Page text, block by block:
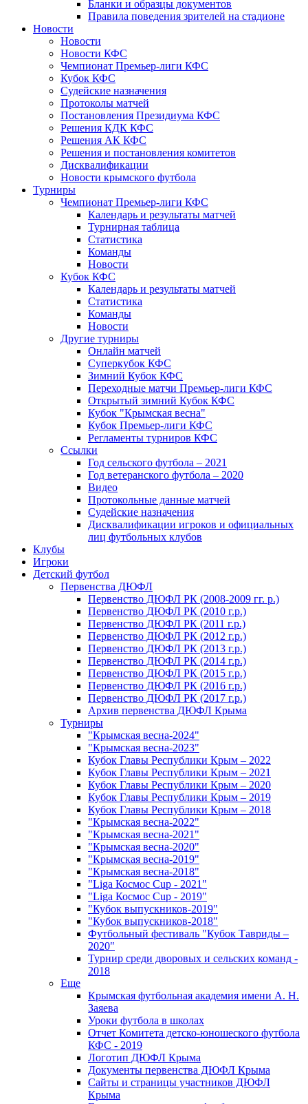
Бланки и образцы документов
Правила поведения зрителей на стадионе
Новости
Новости
Новости КФС
Чемпионат Премьер-лиги КФС
Кубок КФС
Судейские назначения
Протоколы матчей
Постановления Президиума КФС
Решения КДК КФС
Решения АК КФС
Решения и постановления комитетов
Дисквалификации
Новости крымского футбола
Турниры
Чемпионат Премьер-лиги КФС
Календарь и результаты матчей
Турнирная таблица
Статистика
Команды
Новости
Кубок КФС
Календарь и результаты матчей
Статистика
Команды
Новости
Другие турниры
Онлайн матчей
Суперкубок КФС
Зимний Кубок КФС
Переходные матчи Премьер-лиги КФС
Открытый зимний Кубок КФС
Кубок "Крымская весна"
Кубок Премьер-лиги КФС
Регламенты турниров КФС
Ссылки
Год сельского футбола – 2021
Год ветеранского футбола – 2020
Видео
Протокольные данные матчей
Судейские назначения
Дисквалификации игроков и официальных
лиц футбольных клубов
Клубы
Игроки
Детский футбол
Первенства ДЮФЛ
Первенство ДЮФЛ РК (2008-2009 гг. р.)
Первенство ДЮФЛ РК (2010 г.р.)
Первенство ДЮФЛ РК (2011 г.р.)
Первенство ДЮФЛ РК (2012 г.р.)
Первенство ДЮФЛ РК (2013 г.р.)
Первенство ДЮФЛ РК (2014 г.р.)
Первенство ДЮФЛ РК (2015 г.р.)
Первенство ДЮФЛ РК (2016 г.р.)
Первенство ДЮФЛ РК (2017 г.р.)
Архив первенства ДЮФЛ Крыма
Турниры
"Крымская весна-2024"
"Крымская весна-2023"
Кубок Главы Республики Крым – 2022
Кубок Главы Республики Крым – 2021
Кубок Главы Республики Крым – 2020
Кубок Главы Республики Крым – 2019
Кубок Главы Республики Крым – 2018
"Крымская весна-2022"
"Крымская весна-2021"
"Крымская весна-2020"
"Крымская весна-2019"
"Крымская весна-2018"
"Liga Космос Cup - 2021"
"Liga Космос Cup - 2019"
"Кубок выпускников-2019"
"Кубок выпускников-2018"
Футбольный фестиваль "Кубок Тавриды –
2020"
Турнир среди дворовых и сельских команд -
2018
Еще
Крымская футбольная академия имени А. Н.
Заяева
Уроки футбола в школах
Отчет Комитета детско-юношеского футбола
КФС - 2019
Логотип ДЮФЛ Крыма
Документы первенства ДЮФЛ Крыма
Сайты и страницы участников ДЮФЛ
Крыма